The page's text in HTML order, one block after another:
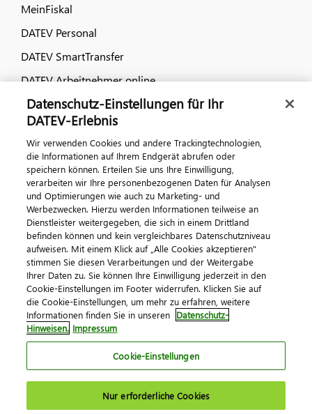
MeinFiskal
DATEV Personal
DATEV SmartTransfer
DATEV Arbeitnehmer online
Dialog & Medien
Veranstaltungen
DATEV magazin
DATEV-Community
DATEV-Newsletter
Kontaktieren Sie uns
ImpressumDatenschutzAGBKontakt
Cookie-Einstellungen
Datenschutz-Einstellungen für Ihr
DATEV-Erlebnis
Wir verwenden Cookies und andere Trackingtechnologien,
die Informationen auf Ihrem Endgerät abrufen oder
speichern können. Erteilen Sie uns Ihre Einwilligung,
verarbeiten wir Ihre personenbezogenen Daten für Analysen
und Optimierungen wie auch zu Marketing- und
Werbezwecken. Hierzu werden Informationen teilweise an
Dienstleister weitergegeben, die sich in einem Drittland
befinden können und kein vergleichbares Datenschutzniveau
aufweisen. Mit einem Klick auf „Alle Cookies akzeptieren"
stimmen Sie diesen Verarbeitungen und der Weitergabe
Ihrer Daten zu. Sie können Ihre Einwilligung jederzeit in den
Cookie-Einstellungen im Footer widerrufen. Klicken Sie auf
die Cookie-Einstellungen, um mehr zu erfahren, weitere
Informationen finden Sie in unseren Datenschutz-
Hinweisen. Impressum
Cookie-Einstellungen
Nur erforderliche Cookies